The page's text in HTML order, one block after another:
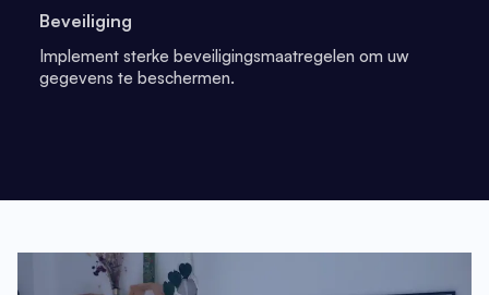
Beveiliging
Implement sterke beveiligingsmaatregelen om uw
gegevens te beschermen.